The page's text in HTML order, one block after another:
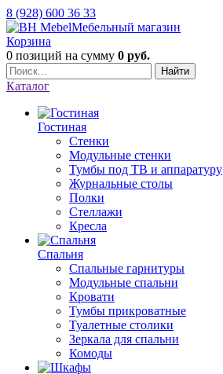
8 (928) 600 36 33
Мебельный магазин
Корзина
0 позиций на сумму 0 руб.
Найти
Каталог
Гостиная
Стенки
Модульные стенки
Тумбы под ТВ и аппаратуру
Журнальные столы
Полки
Стеллажи
Кресла
Спальня
Спальные гарнитуры
Модульные спальни
Кровати
Тумбы прикроватные
Туалетные столики
Зеркала для спальни
Комоды